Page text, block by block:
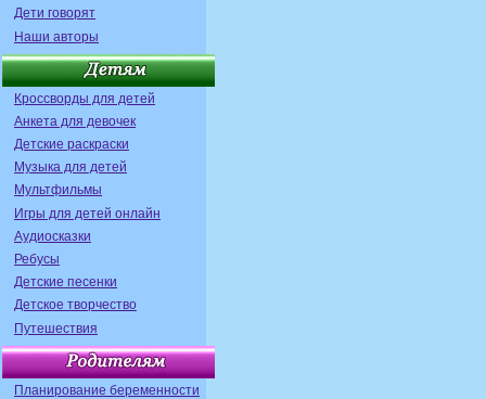
Дети говорят
Наши авторы
Кроссворды для детей
Анкета для девочек
Детские раскраски
Музыка для детей
Мультфильмы
Игры для детей онлайн
Аудиосказки
Ребусы
Детские песенки
Детское творчество
Путешествия
Планирование беременности